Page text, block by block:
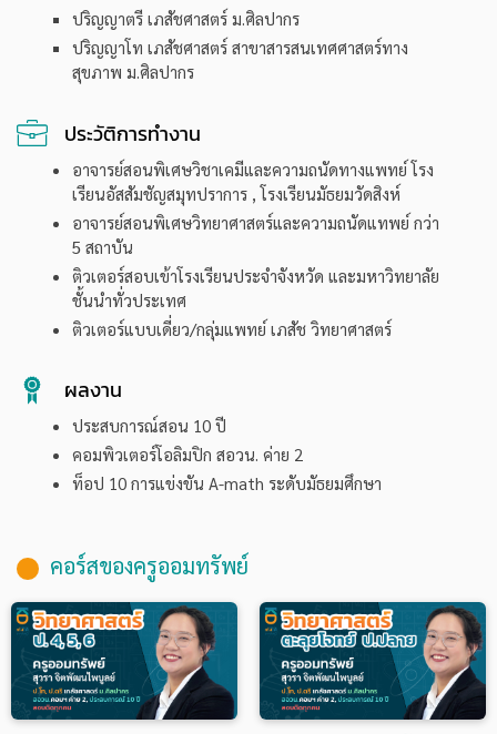
ปริญญาตรี เภสัชศาสตร์ ม.ศิลปากร
ปริญญาโท เภสัชศาสตร์ สาขาสารสนเทศศาสตร์ทาง
สุขภาพ ม.ศิลปากร
ประวัติการทำงาน
อาจารย์สอนพิเศษวิชาเคมีและความถนัดทางแพทย์ โรง
เรียนอัสสัมชัญสมุทปราการ , โรงเรียนมัธยมวัดสิงห์
อาจารย์สอนพิเศษวิทยาศาสตร์และความถนัดแทพย์ กว่า
5 สถาบัน
ติวเตอร์สอบเข้าโรงเรียนประจำจังหวัด และมหาวิทยาลัย
ชั้นนำทั่วประเทศ
ติวเตอร์แบบเดี่ยว/กลุ่มแพทย์ เภสัช วิทยาศาสตร์
ผลงาน
ประสบการณ์สอน 10 ปี
คอมพิวเตอร์โอลิมปิก สอวน. ค่าย 2
ท็อป 10 การแข่งขัน A-math ระดับมัธยมศึกษา
คอร์สของครูออมทรัพย์